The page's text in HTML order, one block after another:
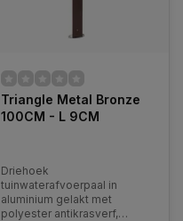
Triangle Metal Bronze
100CM - L 9CM
Driehoek
tuinwaterafvoerpaal in
aluminium gelakt met
polyester antikrasverf,